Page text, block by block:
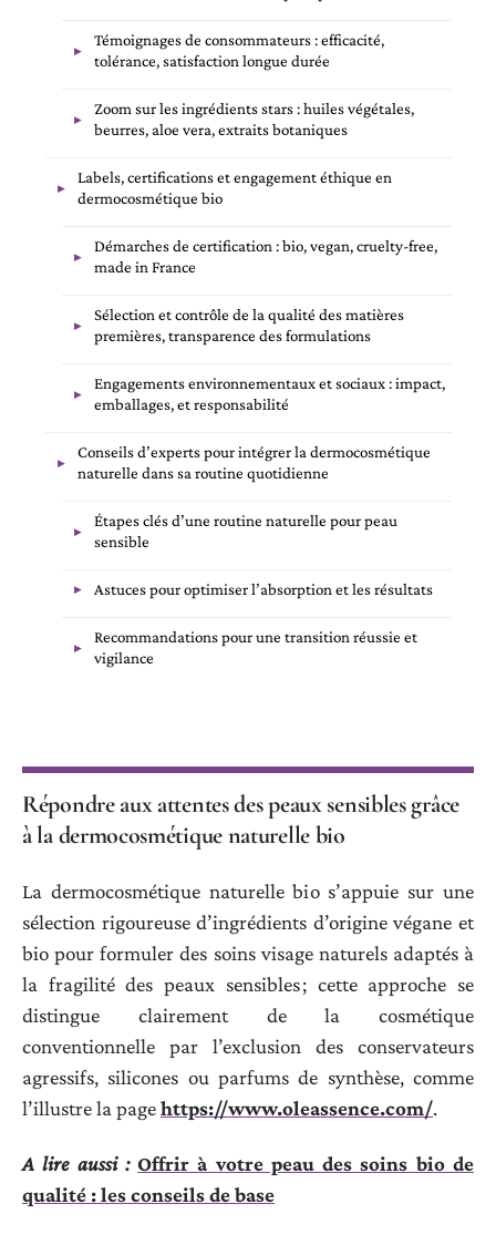
Témoignages de consommateurs : efficacité,
tolérance, satisfaction longue durée
Zoom sur les ingrédients stars : huiles végétales,
beurres, aloe vera, extraits botaniques
Labels, certifications et engagement éthique en
dermocosmétique bio
Démarches de certification : bio, vegan, cruelty-free,
made in France
Sélection et contrôle de la qualité des matières
premières, transparence des formulations
Engagements environnementaux et sociaux : impact,
emballages, et responsabilité
Conseils d’experts pour intégrer la dermocosmétique
naturelle dans sa routine quotidienne
Étapes clés d’une routine naturelle pour peau
sensible
Astuces pour optimiser l’absorption et les résultats
Recommandations pour une transition réussie et
vigilance
Répondre aux attentes des peaux sensibles grâce
à la dermocosmétique naturelle bio
La dermocosmétique naturelle bio s’appuie sur une
sélection rigoureuse d’ingrédients d’origine végane et
bio pour formuler des soins visage naturels adaptés à
la fragilité des peaux sensibles ; cette approche se
distingue clairement de la cosmétique
conventionnelle par l’exclusion des conservateurs
agressifs, silicones ou parfums de synthèse, comme
l’illustre la pagehttps://www.oleassence.com/.
A lire aussi : Offrir à votre peau des soins bio de
qualité : les conseils de base